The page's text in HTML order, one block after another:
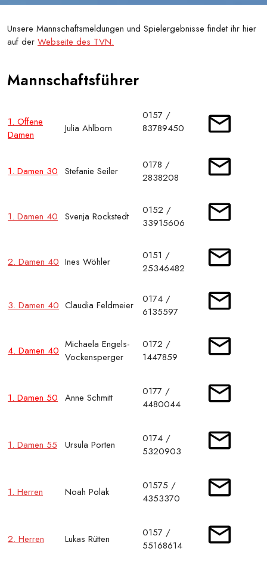
Unsere Mannschaftsmeldungen und Spielergebnisse findet ihr hier
auf der Webseite des TVN.
Mannschaftsführer
1. Offene
Damen
Julia Ahlborn
0157 /
83789450
1. Damen 30 Stefanie Seiler
0178 /
2838208
1. Damen 40 Svenja Rockstedt
0152 /
33915606
2. Damen 40 Ines Wöhler
0151 /
25346482
3. Damen 40 Claudia Feldmeier
0174 /
6135597
4. Damen 40 Michaela Engels-
Vockensperger
0172 /
1447859
1. Damen 50 Anne Schmitt
0177 /
4480044
1. Damen 55 Ursula Porten
0174 /
5320903
1. Herren Noah Polak
01575 /
4353370
2. Herren Lukas Rütten
0157 /
55168614